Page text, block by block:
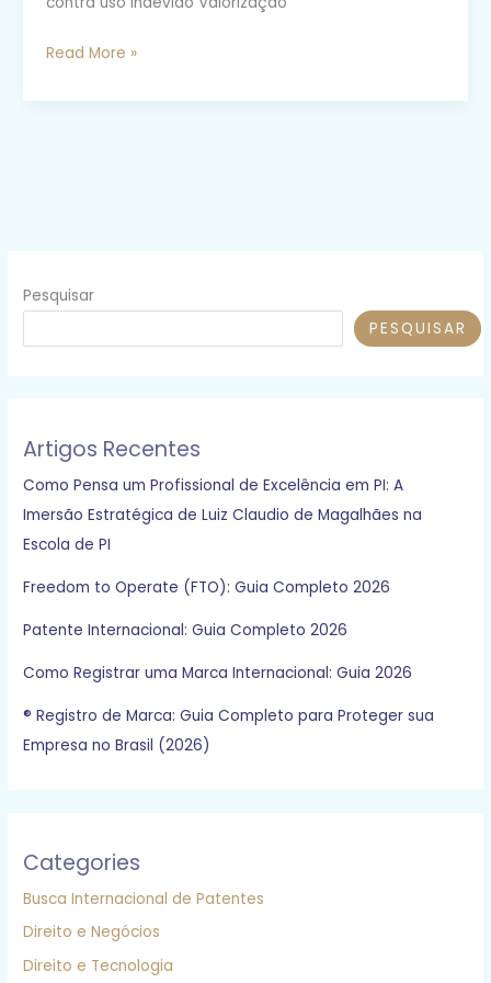
🏷️
de
e
exclusividade
Read More »
Pesquisar
PESQUISAR
Artigos Recentes
Como Pensa um Profissional de Excelência em PI: A
Imersão Estratégica de Luiz Claudio de Magalhães na
Escola de PI
Freedom to Operate (FTO): Guia Completo 2026
Patente Internacional: Guia Completo 2026
Como Registrar uma Marca Internacional: Guia 2026
® Registro de Marca: Guia Completo para Proteger sua
Empresa no Brasil (2026)
Categories
Busca Internacional de Patentes
Direito e Negócios
Direito e Tecnologia